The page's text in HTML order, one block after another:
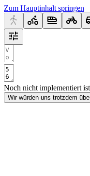
Zum Hauptinhalt springen
Noch nicht implementiert ist
Wir würden uns trotzdem